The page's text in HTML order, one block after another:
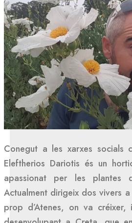
Conegut a les xarxes socials
Eleftherios Dariotis és un
apassionat per les plantes
Actualment dirigeix dos vivers
prop d’Atenes, on va créixer,